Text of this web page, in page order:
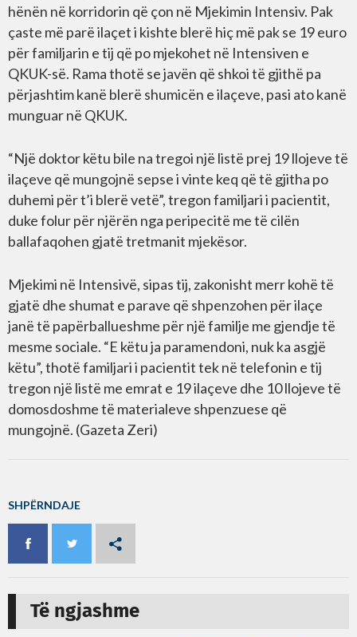
hënën në korridorin që çon në Mjekimin Intensiv. Pak
çaste më parë ilaçet i kishte blerë hiç më pak se 19 euro
për familjarin e tij që po mjekohet në Intensiven e
QKUK-së. Rama thotë se javën që shkoi të gjithë pa
përjashtim kanë blerë shumicën e ilaçeve, pasi ato kanë
munguar në QKUK.
“Një doktor këtu bile na tregoi një listë prej 19 llojeve të
ilaçeve që mungojnë sepse i vinte keq që të gjitha po
duhemi për t’i blerë vetë”, tregon familjari i pacientit,
duke folur për njërën nga peripecitë me të cilën
ballafaqohen gjatë tretmanit mjekësor.
Mjekimi në Intensivë, sipas tij, zakonisht merr kohë të
gjatë dhe shumat e parave që shpenzohen për ilaçe
janë të papërballueshme për një familje me gjendje të
mesme sociale. “E këtu ja paramendoni, nuk ka asgjë
këtu”, thotë familjari i pacientit tek në telefonin e tij
tregon një listë me emrat e 19 ilaçeve dhe 10 llojeve të
domosdoshme të materialeve shpenzuese që
mungojnë. (Gazeta Zeri)
SHPËRNDAJE
Të ngjashme